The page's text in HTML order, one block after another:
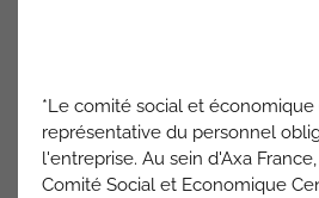
*Le comité social et économique
représentative du personnel
l'entreprise. Au sein d'Axa
Comité Social et Economique